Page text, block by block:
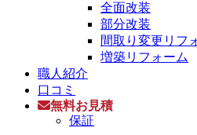
全面改装
部分改装
間取り変更リフ
増築リフォーム
職人紹介
口コミ
無料お見積
保証